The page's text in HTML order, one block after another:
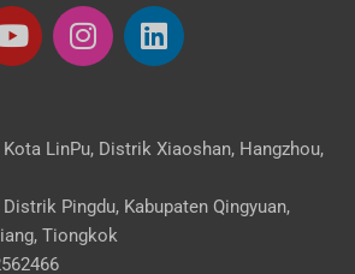
Y
o
u
e
I
n
a
g
r
a
L
i
e
i
Kota LinPu, Distrik Xiaoshan, Hangzhou,
Distrik Pingdu, Kabupaten Qingyuan,
Tiongkok